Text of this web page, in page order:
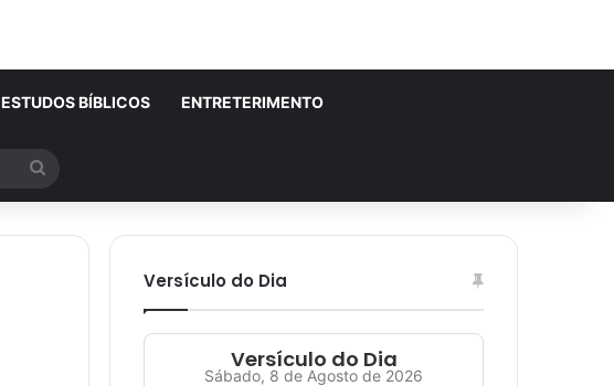
ESTUDOS BÍBLICOS ENTRETERIMENTO
por
Versículo do Dia
Versículo do Dia
Sábado, 8 de Agosto de 2026